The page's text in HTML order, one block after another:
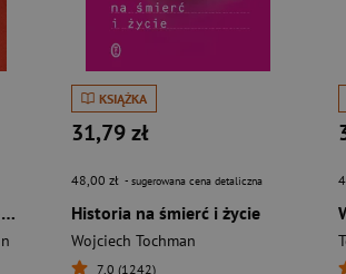
Spin dyktatorzy. Nowe oblicze tyranii w XXI wieku
KSIĄŻKA
31,79 zł
48,00 zł - sugerowana cena detaliczna
Historia na śmierć i życie
Wojciech Tochman
7,0 (1242)